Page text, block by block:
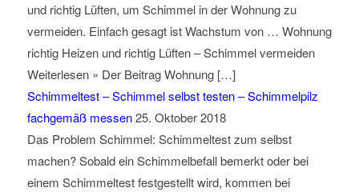
und richtig Lüften, um Schimmel in der Wohnung zu
vermeiden. Einfach gesagt ist Wachstum von … Wohnung
richtig Heizen und richtig Lüften – Schimmel vermeiden
Weiterlesen » Der Beitrag Wohnung […]
Schimmeltest – Schimmel selbst testen – Schimmelpilz
fachgemäß messen 25. Oktober 2018
Das Problem Schimmel: Schimmeltest zum selbst
machen? Sobald ein Schimmelbefall bemerkt oder bei
einem Schimmeltest festgestellt wird, kommen bei